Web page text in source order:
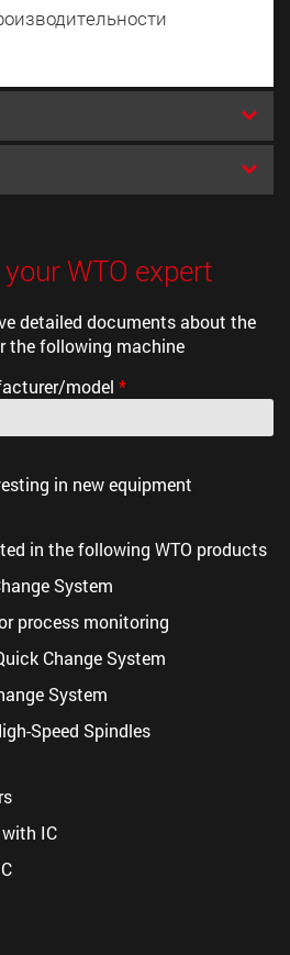
блокиWTO expert
detailed documents about the
the following machine
model *
in new equipment
in the following WTO products
System
process monitoring
Change System
System
Speed Spindles
IC